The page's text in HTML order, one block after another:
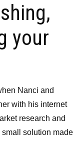
your
Nanci and
with his internet
research and
solution made